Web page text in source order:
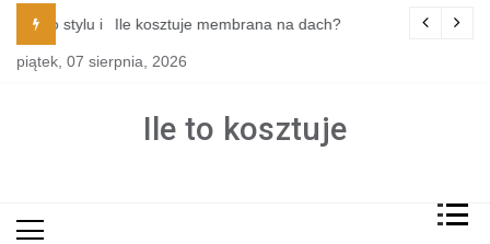
content
stylu i funkcji kuchni?
Ile kosztuje membrana na dach?
piątek, 07 sierpnia, 2026
Ile to kosztuje